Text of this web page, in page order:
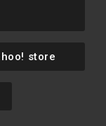
store